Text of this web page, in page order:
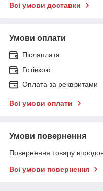
Всі умови доставки
Умови оплати
Післяплата
Готівкою
Оплата за реквізитами
Всі умови оплати
Умови повернення
Повернення товару
Всі умови повернення